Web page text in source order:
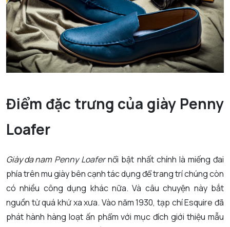
Điểm đặc trưng của giày Penny
Loafer
Giày da namPenny Loafernổi bật nhất chính là miếng đai
phía trên mu giày bên cạnh tác dụng để trang trí chúng còn
có nhiều công dụng khác nữa. Và câu chuyện này bắt
nguồn từ quá khứ xa xưa. Vào năm 1930, tạp chí Esquire đã
phát hành hàng loạt ấn phẩm với mục đích giới thiệu mẫu